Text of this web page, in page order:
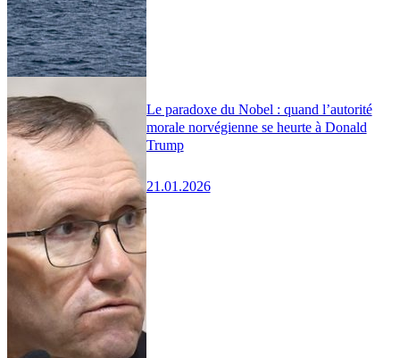
Le paradoxe du Nobel : quand l’autorité
morale norvégienne se heurte à Donald
Trump
21.01.2026